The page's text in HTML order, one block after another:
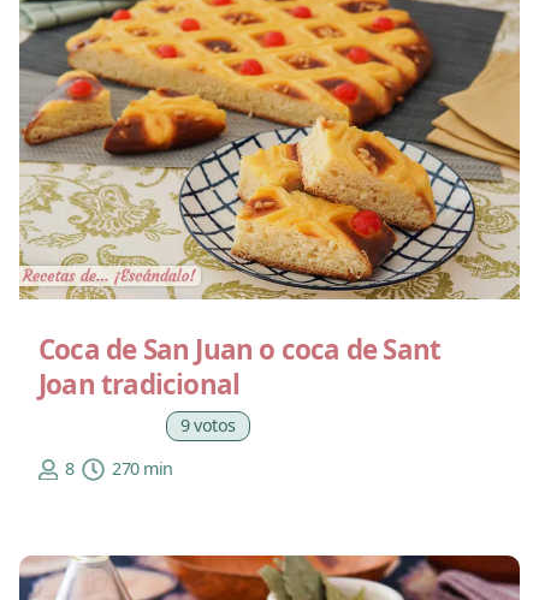
Coca de San Juan o coca de Sant
Joan tradicional
9 votos
8
270 min